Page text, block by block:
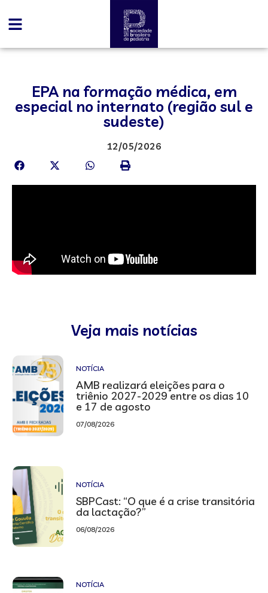
EPA na formação médica, em
especial no internato (região sul e
sudeste)
12/05/2026
Veja mais notícias
NOTÍCIA
AMB realizará eleições para o
triênio 2027-2029 entre os dias 10
e 17 de agosto
07/08/2026
NOTÍCIA
SBPCast: “O que é a crise transitória
da lactação?”
06/08/2026
NOTÍCIA